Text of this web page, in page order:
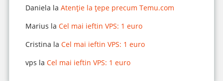
Daniela la Atenție la țepe precum Temu.com
Marius la Cel mai ieftin VPS: 1 euro
Cristina la Cel mai ieftin VPS: 1 euro
vps la Cel mai ieftin VPS: 1 euro